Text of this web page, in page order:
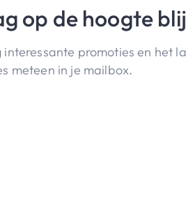
op de hoogte
interessante promoties en het
meteen in je mailbox.